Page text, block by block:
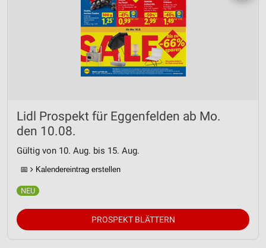
Lidl Prospekt für Eggenfelden ab Mo.
den 10.08.
Gültig von 10. Aug. bis 15. Aug.
📅 Kalendereintrag erstellen
PROSPEKT BLÄTTERN